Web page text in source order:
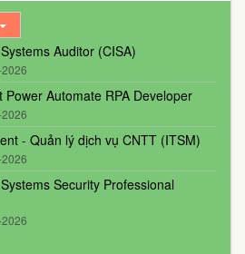
Auditor (CISA)
Power Automate RPA Developer
- Quản lý dịch vụ CNTT (ITSM)
Security Professional